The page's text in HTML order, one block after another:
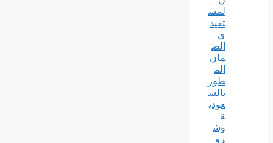
لمس
تفيد
ي
الض
مان
الم
طور
بالس
عودي
ة
وش
رو